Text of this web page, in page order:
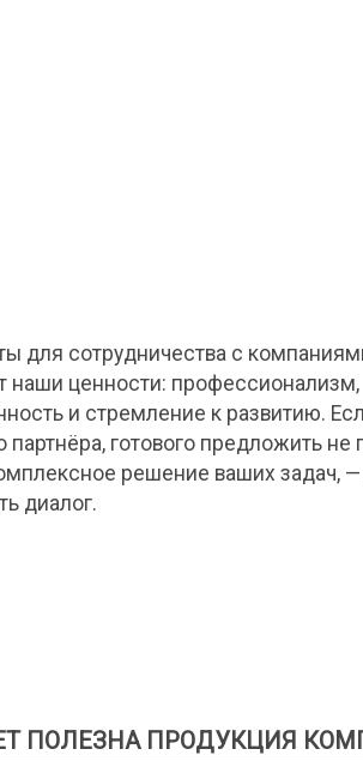
для сотрудничества с
наши ценности: профессионализм,
и стремление к развитию.
партнёра, готового предложить не
решение ваших задач,
диалог.
ПОЛЕЗНА ПРОДУКЦИЯ